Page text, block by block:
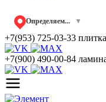
Определяем... ▼
+7(953) 725-03-33
+7(900) 490-00-84